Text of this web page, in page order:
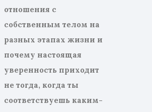
отношения с
собственным телом на
разных этапах жизни и
почему настоящая
уверенность приходит
не тогда, когда ты
соответствуешь каким-